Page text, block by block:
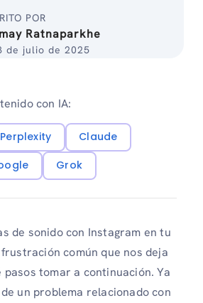
POR
Ratnaparkhe
de julio de 2025
con IA:
Perplexity
Claude
Grok
de sonido con Instagram en tu
común que nos deja
pasos tomar a continuación. Ya
un problema relacionado con